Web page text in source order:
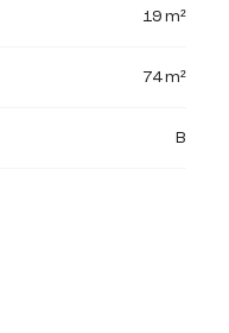
19 m²
74 m²
B